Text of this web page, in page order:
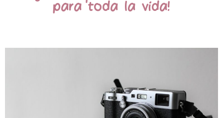
para toda la vida!